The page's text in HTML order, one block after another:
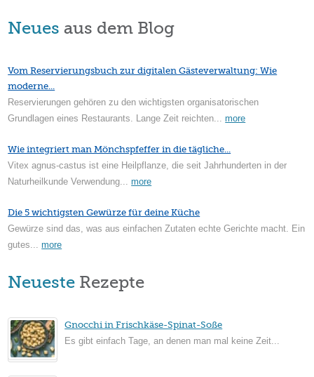
Neues aus dem Blog
Vom Reservierungsbuch zur digitalen Gästeverwaltung: Wie
moderne...
Reservierungen gehören zu den wichtigsten organisatorischen
Grundlagen eines Restaurants. Lange Zeit reichten...more
Wie integriert man Mönchspfeffer in die tägliche...
Vitex agnus-castus ist eine Heilpflanze, die seit Jahrhunderten in der
Naturheilkunde Verwendung...more
Die 5 wichtigsten Gewürze für deine Küche
Gewürze sind das, was aus einfachen Zutaten echte Gerichte macht. Ein
gutes...more
Neueste Rezepte
Gnocchi in Frischkäse-Spinat-Soße
Es gibt einfach Tage, an denen man mal keine Zeit...